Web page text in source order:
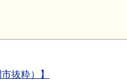
抜粋）】